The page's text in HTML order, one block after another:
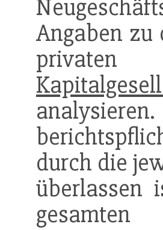
Angaben
privaten
durch die
überlassen
gesamten